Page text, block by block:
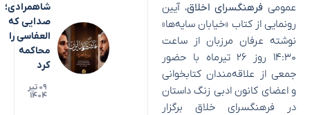
عمومی فرهنگسرای اخلاق، آیین
رونمایی از کتاب «خیابان سایه‌ها»
نوشته عرفان مرزبان از ساعت
۱۴:۳۰ روز ۲۶ تیرماه با حضور
جمعی از علاقه‌مندان کتابخوانی
و اعضای کانون ادبی زنگ داستان
در فرهنگسرای خلاق برگزار
شاهمرادی؛
صدایی که
العفاسی را
محاکمه
کرد
۰۹ تیر
۱۴۰۴